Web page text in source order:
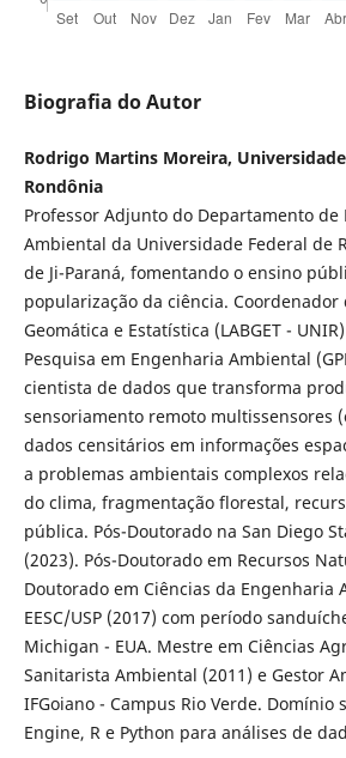
Biografia do Autor
Rodrigo Martins Moreira,
Rondônia
Professor Adjunto do Departamento de
Ambiental da Universidade Federal de
de Ji-Paraná, fomentando o ensino
popularização da ciência.
Geomática e Estatística (LABGET -
Pesquisa em Engenharia Ambiental
cientista de dados que transforma
sensoriamento remoto multissensores
dados censitários em informações
a problemas ambientais complexos
do clima, fragmentação florestal,
pública. Pós-Doutorado na San Diego
(2023). Pós-Doutorado em Recursos
Doutorado em Ciências da Engenharia
EESC/USP (2017) com período
Michigan - EUA. Mestre em Ciências
Sanitarista Ambiental (2011) e Gestor
IFGoiano - Campus Rio Verde. Domínio
Engine, R e Python para análises de